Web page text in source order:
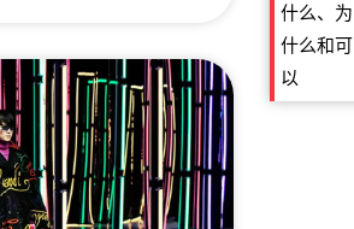
什么、为
什么和可
以